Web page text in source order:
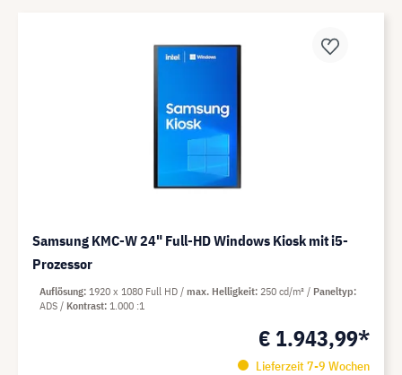
Samsung KMC-W 24" Full-HD Windows Kiosk mit i5-
Prozessor
€ 1.943,99*
Lieferzeit 7-9 Wochen
Auflösung 1920 x 1080 Full HD max. Helligkeit 250 cd/m²
Paneltyp
ADS
Kontrast 1.000 :1